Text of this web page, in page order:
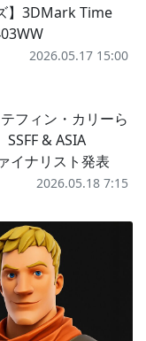
】3DMark Time
2026.05.17 15:00
フィン・カリーら
& ASIA
イナリスト発表
2026.05.18 7:15